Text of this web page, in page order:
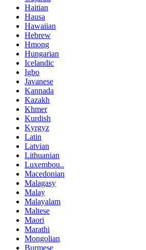
Haitian
Hausa
Hawaiian
Hebrew
Hmong
Hungarian
Icelandic
Igbo
Javanese
Kannada
Kazakh
Khmer
Kurdish
Kyrgyz
Latin
Latvian
Lithuanian
Luxembou..
Macedonian
Malagasy
Malay
Malayalam
Maltese
Maori
Marathi
Mongolian
Burmese